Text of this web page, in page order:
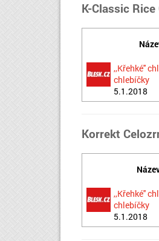
K-Classic
,,Křehké''
chlebíčky
5.1.2018
Korrekt
,,Křehké''
chlebíčky
5.1.2018